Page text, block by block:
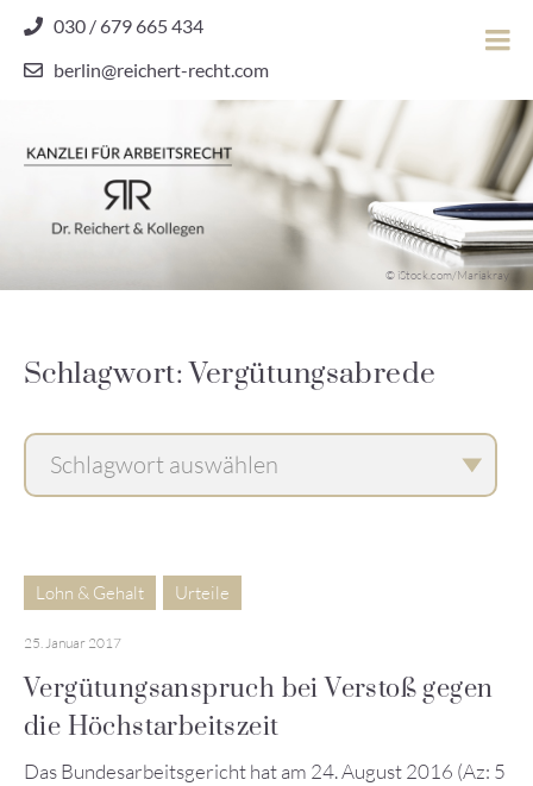
content
030 / 679 665 434
berlin@reichert-recht.com
Dr.
Reichert
© iStock.com/Mariakray
Schlagwort: Vergütungsabrede
Lohn & Gehalt Urteile
25. Januar 2017
Vergütungsanspruch bei Verstoß gegen
die Höchstarbeitszeit
Das Bundesarbeitsgericht hat am 24. August 2016 (Az: 5